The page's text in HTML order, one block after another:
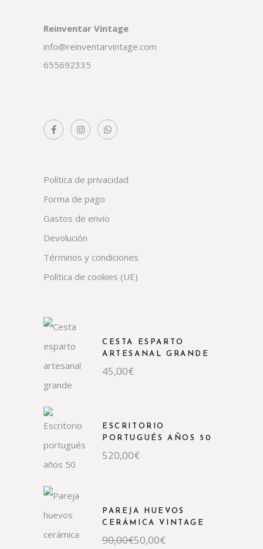
Reinventar Vintage
info@reinventarvintage.com
655692335
Política de privacidad
Forma de pago
Gastos de envío
Devolución
Términos y condiciones
Política de cookies (UE)
CESTA ESPARTO
ARTESANAL GRANDE
45,00€
ESCRITORIO
PORTUGUÉS AÑOS 50
520,00€
PAREJA HUEVOS
CERÁMICA VINTAGE
90,00€50,00€